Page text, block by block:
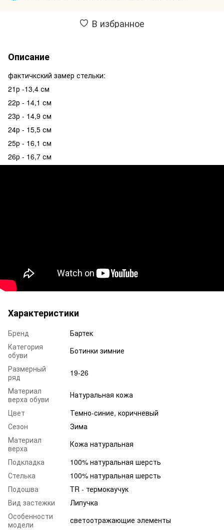
В избранное
Описание
фактичкский замер стельки:
21р -13,4 см
22р - 14,1 см
23р - 14,9 см
24р - 15,5 см
25р - 16,1 см
26р - 16,7 см
Характеристики
Бренд
Бартек
Категория
обуви
Ботинки зимние
Размерный
ряд
19-26
Материал
верха обуви
Натуральная кожа
Цвет
Темно-синие, коричневый
Сезон
Зима
Материал
верха
Кожа натуральная
Подкладка
100% натуральная шерсть
Стелька
100% натуральная шерсть
Подошва
TR - термокаучук
Вид застежки
Липучка
Особенности
модели
светоотражающие элементы